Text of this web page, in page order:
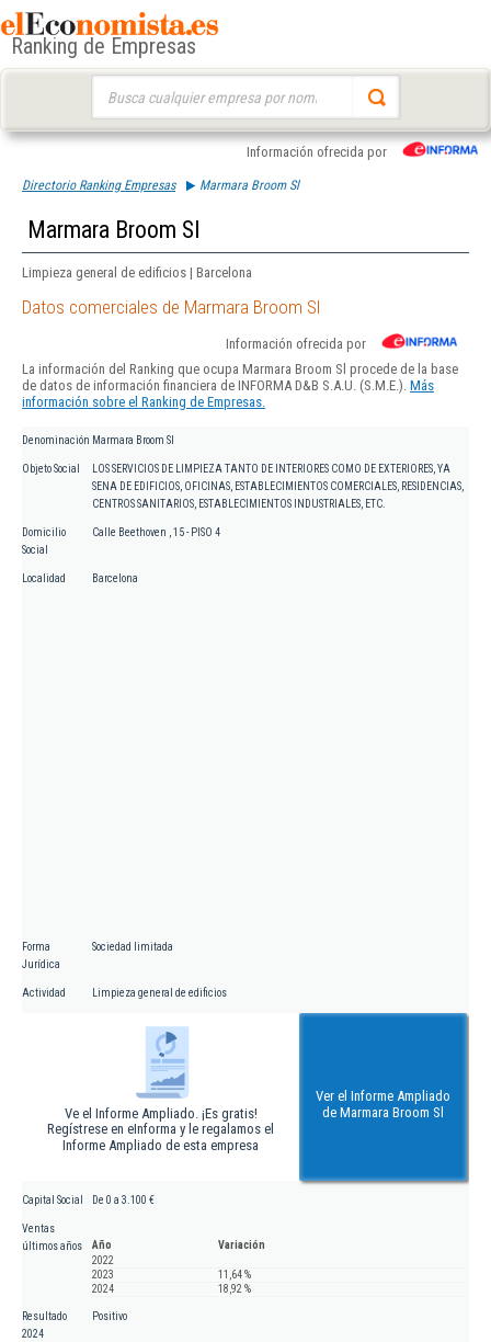
Ranking de Empresas
Información ofrecida por
Directorio Ranking Empresas Marmara Broom Sl
Marmara Broom Sl
Limpieza general de edificios | Barcelona
Datos comerciales de Marmara Broom Sl
Información ofrecida por
La información del Ranking que ocupa Marmara Broom Sl procede de la base
de datos de información financiera de INFORMA D&B S.A.U. (S.M.E.). Más
información sobre el Ranking de Empresas.
Denominación Marmara Broom Sl
Objeto Social
LOS SERVICIOS DE LIMPIEZA TANTO DE INTERIORES COMO DE EXTERIORES, YA
SENA DE EDIFICIOS, OFICINAS, ESTABLECIMIENTOS COMERCIALES, RESIDENCIAS,
CENTROS SANITARIOS, ESTABLECIMIENTOS INDUSTRIALES, ETC.
Domicilio
Social
Calle Beethoven , 15 - PISO 4
Localidad Barcelona
Forma
Jurídica
Sociedad limitada
Actividad Limpieza general de edificios
Ve el Informe Ampliado. ¡Es gratis!
Regístrese en eInforma y le regalamos el
Informe Ampliado de esta empresa
Ver el Informe Ampliado
de Marmara Broom Sl
Capital Social De 0 a 3.100 €
Ventas
últimos años
Año
Variación
2022
2023
11,64 %
2024
18,92 %
Resultado
2024
Positivo